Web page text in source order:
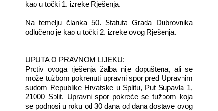
kao u točki 1. izreke Rješenja.
Na temelju članka 50. Statuta Grada Dubrovnika
odlučeno je kao u točki 2. izreke ovog Rješenja.
UPUTA O PRAVNOM LIJEKU:
Protiv ovoga rješenja žalba nije dopuštena, ali se
može tužbom pokrenuti upravni spor pred Upravnim
sudom Republike Hrvatske u Splitu, Put Supavla 1,
21000 Split. Upravni spor pokreće se tužbom koja
se podnosi u roku od 30 dana od dana dostave ovog